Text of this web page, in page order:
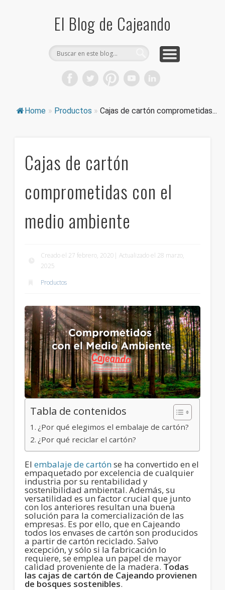
El Blog de Cajeando
Home » Productos » Cajas de cartón comprometidas...
Cajas de cartón
comprometidas con el
medio ambiente
Creado el 27 febrero, 2020| Actualizado el 28 marzo,
2025
Productos
Tabla de contenidos
¿Por qué elegimos el embalaje de cartón?
¿Por qué reciclar el cartón?
El embalaje de cartónse ha convertido en el
empaquetado por excelencia de cualquier
industria por su rentabilidad y
sostenibilidad ambiental. Además, su
versatilidad es un factor crucial que junto
con los anteriores resultan una buena
solución para la comercialización de las
empresas. Es por ello, que en Cajeando
todos los envases de cartón son producidos
a partir de cartón reciclado. Salvo
excepción, y sólo si la fabricación lo
requiere, se emplea un papel de mayor
calidad proveniente de la madera. Todas
las cajas de cartón de Cajeando provienen
de bosques sostenibles.